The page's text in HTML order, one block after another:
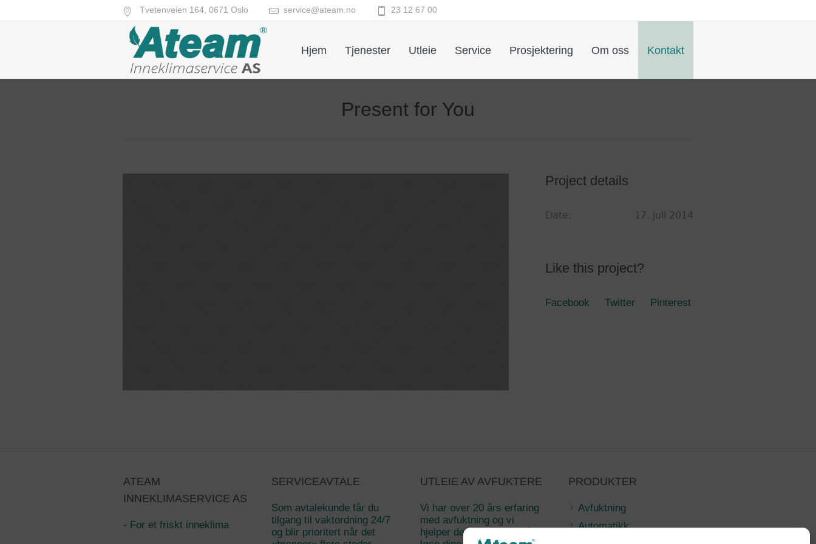
Tvetenveien 164, 0671 Oslo service@ateam.no 23 12 67 00
Hjem Tjenester Utleie Service Prosjektering Om oss Kontakt
Present for You
Project details
Date: 17. juli 2014
Like this project?
Facebook Twitter Pinterest
ATEAM
INNEKLIMASERVICE AS
- For et friskt inneklima
SERVICEAVTALE
Som avtalekunde får du
tilgang til vaktordning 24/7
og blir prioritert når det
UTLEIE AV AVFUKTERE
Vi har over 20 års erfaring
med avfuktning og vi
hjelper deg gjerne med å
PRODUKTER
Avfuktning
Automatikk